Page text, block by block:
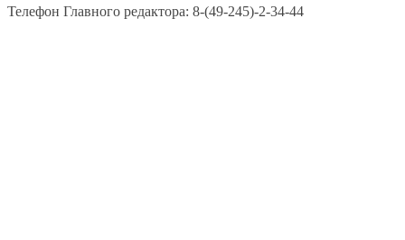
Телефон Главного редактора: 8-(49-245)-2-34-44